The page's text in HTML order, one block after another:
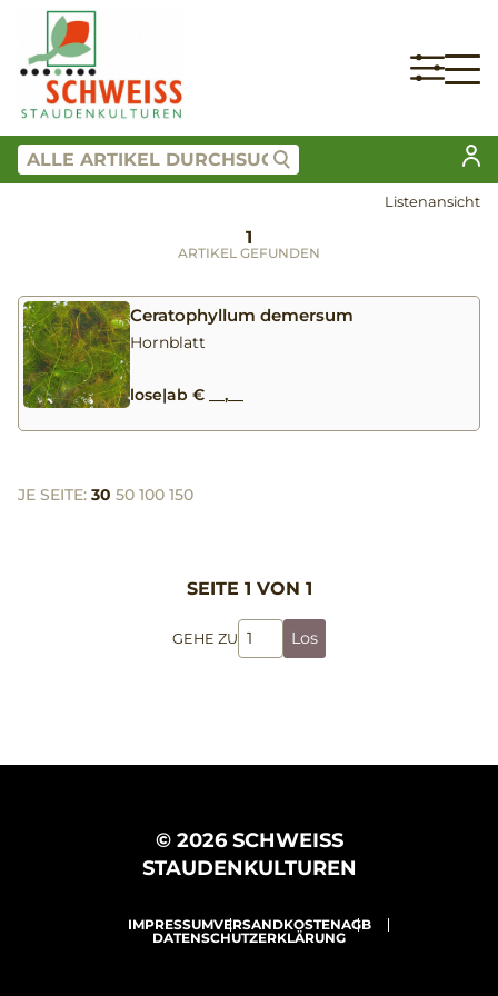
Listenansicht
1
ARTIKEL GEFUNDEN
Ceratophyllum demersum
Hornblatt
lose|ab € __,__
JE SEITE: 30 50 100 150
SEITE 1 VON 1
GEHE ZU Los
© 2026 SCHWEISS
STAUDENKULTUREN
IMPRESSUMVERSANDKOSTENAGB
DATENSCHUTZERKLÄRUNG